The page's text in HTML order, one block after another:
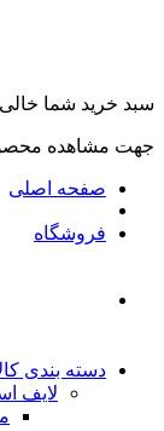
سبد خرید شما
جهت مشاهده
صفحه اصلی
فروشگاه
دسته بندی
لایف